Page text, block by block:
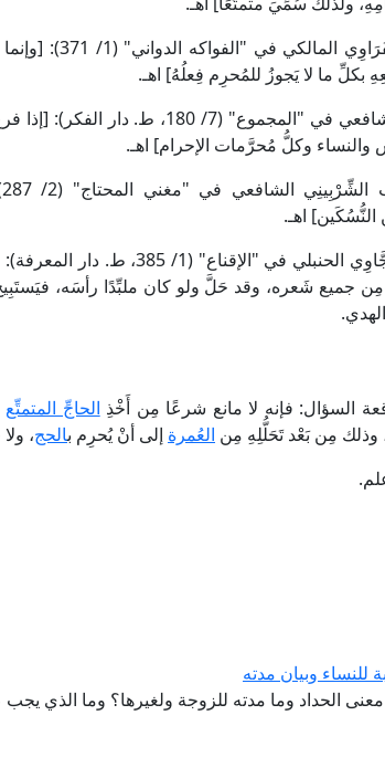
وقال شهاب الدين
بكلِّ ما لا يَجوزُ للمُحرِم فِعلُهُ] اهـ.
وقال الإمام النووي الشافعي في
والنساء وكلُّ مُحرَّمات الإحرام] اهـ.
اهـ.
وقال شرف الدين الحَجَّاوِي الحنبلي
جميع شَعره، وقد حَلَّ ولو كان ملبِّدًا رأسَه،
السؤال: فإنه لا مانع شرعًا مِن أَخْذِ الحاجِّ المتمتِّع
وذلك مِن بَعْد تَحَلُّلِهِ مِن العُمرة إلى أنْ يُحرِم بالحج،
للنساء وبيان مدته
الحداد وما مدته للزوجة ولغيرها؟ وما الذي يجب